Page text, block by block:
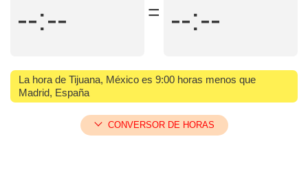
--:-- = --:--
La hora de Tijuana, México es 9:00 horas menos que
Madrid, España
CONVERSOR DE HORAS